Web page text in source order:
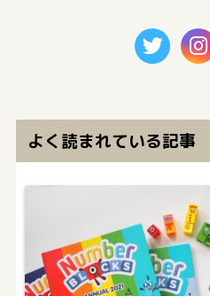
よく読まれている記事